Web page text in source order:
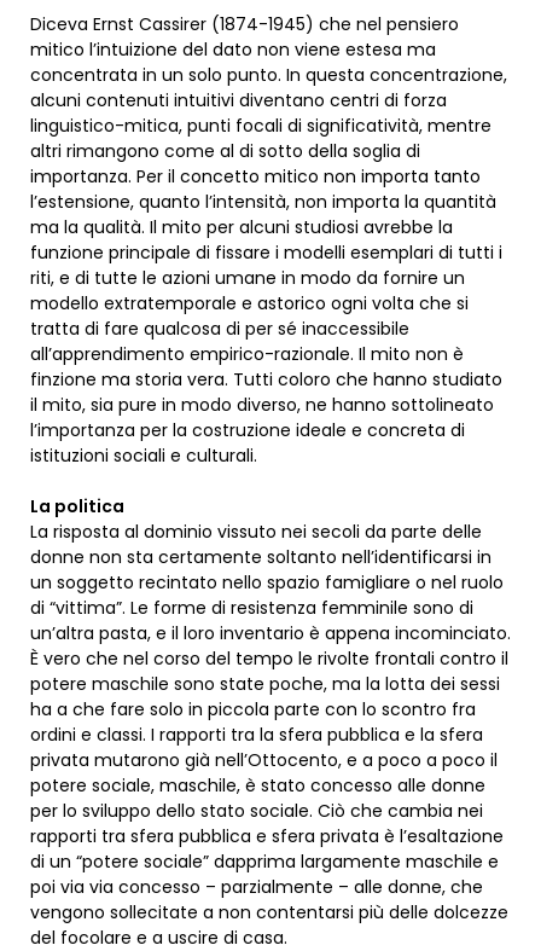
Diceva Ernst Cassirer (1874-1945) che nel pensiero
mitico l’intuizione del dato non viene estesa ma
concentrata in un solo punto. In questa concentrazione,
alcuni contenuti intuitivi diventano centri di forza
linguistico-mitica, punti focali di significatività, mentre
altri rimangono come al di sotto della soglia di
importanza. Per il concetto mitico non importa tanto
l’estensione, quanto l’intensità, non importa la quantità
ma la qualità. Il mito per alcuni studiosi avrebbe la
funzione principale di fissare i modelli esemplari di tutti i
riti, e di tutte le azioni umane in modo da fornire un
modello extratemporale e astorico ogni volta che si
tratta di fare qualcosa di per sé inaccessibile
all’apprendimento empirico-razionale. Il mito non è
finzione ma storia vera. Tutti coloro che hanno studiato
il mito, sia pure in modo diverso, ne hanno sottolineato
l’importanza per la costruzione ideale e concreta di
istituzioni sociali e culturali.
La politica
La risposta al dominio vissuto nei secoli da parte delle
donne non sta certamente soltanto nell’identificarsi in
un soggetto recintato nello spazio famigliare o nel ruolo
di “vittima”. Le forme di resistenza femminile sono di
un’altra pasta, e il loro inventario è appena incominciato.
È vero che nel corso del tempo le rivolte frontali contro il
potere maschile sono state poche, ma la lotta dei sessi
ha a che fare solo in piccola parte con lo scontro fra
ordini e classi. I rapporti tra la sfera pubblica e la sfera
privata mutarono già nell’Ottocento, e a poco a poco il
potere sociale, maschile, è stato concesso alle donne
per lo sviluppo dello stato sociale. Ciò che cambia nei
rapporti tra sfera pubblica e sfera privata è l’esaltazione
di un “potere sociale” dapprima largamente maschile e
poi via via concesso – parzialmente – alle donne, che
vengono sollecitate a non contentarsi più delle dolcezze
del focolare e a uscire di casa.